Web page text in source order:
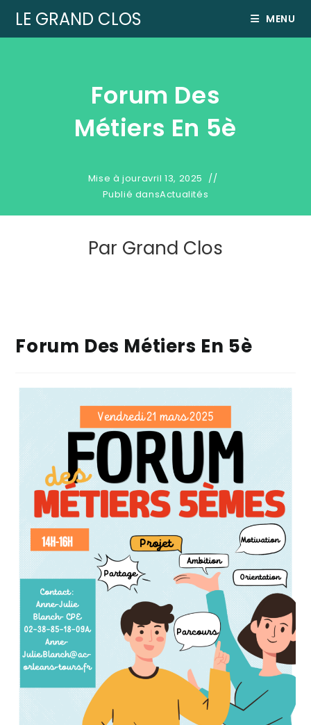
LE GRAND CLOS MENU
Forum Des
Métiers En 5è
Mise à jouravril 13, 2025
Publié dansActualités
Par Grand Clos
Forum Des Métiers En 5è